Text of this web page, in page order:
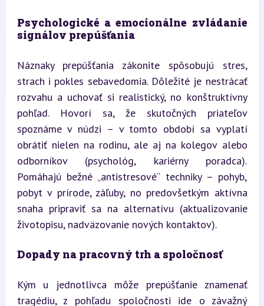
Psychologické a emocionálne zvládanie
signálov prepúšťania
Náznaky prepúšťania zákonite spôsobujú stres,
strach i pokles sebavedomia. Dôležité je nestrácať
rozvahu a uchovať si realistický, no konštruktívny
pohľad. Hovorí sa, že skutočných priateľov
spoznáme v núdzi – v tomto období sa vyplatí
obrátiť nielen na rodinu, ale aj na kolegov alebo
odborníkov (psychológ, kariérny poradca).
Pomáhajú bežné „antistresové“ techniky – pohyb,
pobyt v prírode, záľuby, no predovšetkým aktívna
snaha pripraviť sa na alternatívu (aktualizovanie
životopisu, nadväzovanie nových kontaktov).
Dopady na pracovný trh a spoločnosť
Kým u jednotlivca môže prepúšťanie znamenať
tragédiu, z pohľadu spoločnosti ide o závažný